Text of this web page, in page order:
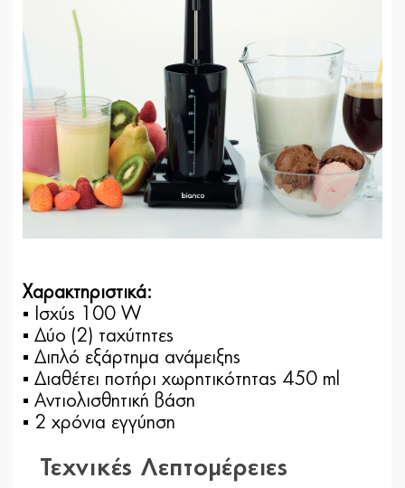
Χαρακτηριστικά:
▪ Ισχύς 100 W
▪ Δύο (2) ταχύτητες
▪ Διπλό εξάρτημα ανάμειξης
▪ Διαθέτει ποτήρι χωρητικότητας 450 ml
▪ Αντιολισθητική βάση
▪ 2 χρόνια εγγύηση
Τεχνικές Λεπτομέρειες